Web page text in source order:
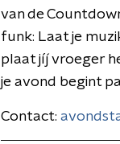
van de
funk: Laat je
plaat jíj vroeger
je avond begint
Contact: